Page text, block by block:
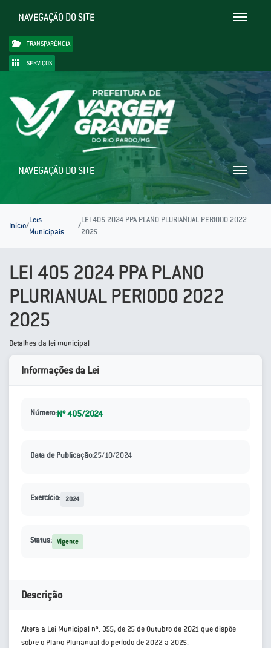
Toggle
NAVEGAÇÃO DO SITE
TRANSPARÊNCIA
SERVIÇOS
Toggle
NAVEGAÇÃO DO SITE
Início/
Leis
Municipais
/
LEI 405 2024 PPA PLANO PLURIANUAL PERIODO 2022
2025
LEI 405 2024 PPA PLANO
PLURIANUAL PERIODO 2022
2025
Detalhes da lei municipal
Informações da Lei
Número:Nº 405/2024
Data de Publicação:25/10/2024
Exercício: 2024
Status: Vigente
Descrição
Altera a Lei Municipal nº. 355, de 25 de Outubro de 2021 que dispõe
sobre o Plano Plurianual do período de 2022 a 2025.